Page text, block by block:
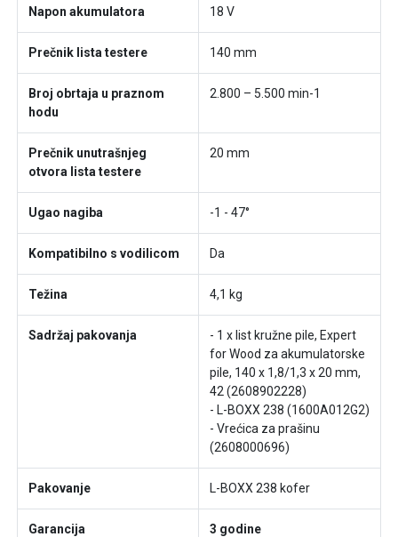
Napon akumulatora 18 V
Prečnik lista testere 140 mm
Broj obrtaja u praznom
hodu
2.800 – 5.500 min-1
Prečnik unutrašnjeg
otvora lista testere
20 mm
Ugao nagiba -1 - 47°
Kompatibilno s vodilicom Da
Težina 4,1 kg
Sadržaj pakovanja
- 1 x list kružne pile, Expert
for Wood za akumulatorske
pile, 140 x 1,8/1,3 x 20 mm,
42 (2608902228)
- L-BOXX 238 (1600A012G2)
- Vrećica za prašinu
(2608000696)
Pakovanje L-BOXX 238 kofer
Garancija 3 godine